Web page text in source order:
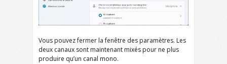
Vous pouvez fermer la fenêtre des paramètres. Les
deux canaux sont maintenant mixés pour ne plus
produire qu’un canal mono.